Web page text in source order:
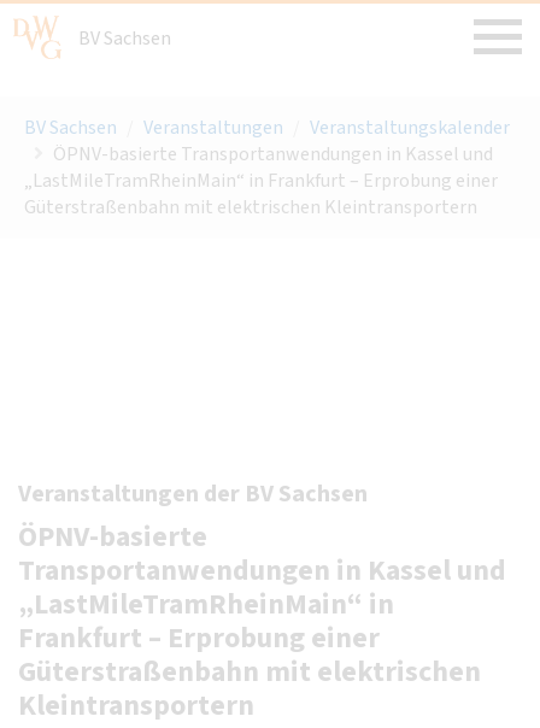
BV Sachsen
BV Sachsen Veranstaltungen
Veranstaltungskalender
ÖPNV-basierte Transportanwendungen in Kassel und
„LastMileTramRheinMain“ in Frankfurt – Erprobung einer
Güterstraßenbahn mit elektrischen Kleintransportern
Veranstaltungen der BV Sachsen
ÖPNV-basierte
Transportanwendungen in Kassel und
„LastMileTramRheinMain“ in
Frankfurt – Erprobung einer
Güterstraßenbahn mit elektrischen
Kleintransportern